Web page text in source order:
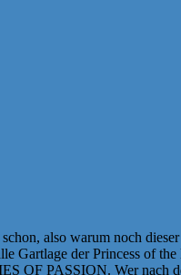
also warum noch
Gartlage der Princess of
OF PASSION. Wer nach